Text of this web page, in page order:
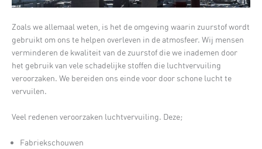
Zoals we allemaal weten, is het de omgeving waarin zuurstof wordt
gebruikt om ons te helpen overleven in de atmosfeer. Wij mensen
verminderen de kwaliteit van de zuurstof die we inademen door
het gebruik van vele schadelijke stoffen die luchtvervuiling
veroorzaken. We bereiden ons einde voor door schone lucht te
vervuilen.
Veel redenen veroorzaken luchtvervuiling. Deze;
Fabriekschouwen